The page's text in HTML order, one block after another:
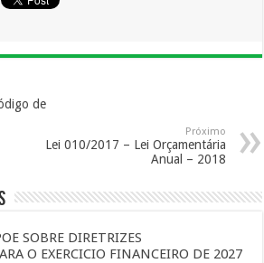
de
Próximo
Lei 010/2017 – Lei Orçamentária
Anual – 2018
SOBRE DIRETRIZES
O EXERCICIO FINANCEIRO DE 2027